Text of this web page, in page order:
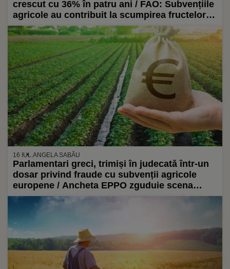
crescut cu 36% în patru ani / FAO: Subvențiile
agricole au contribuit la scumpirea fructelor și
legumelor
16 IUL.ANGELA SABĂU
Parlamentari greci, trimiși în judecată într-un
dosar privind fraude cu subvenții agricole
europene / Ancheta EPPO zguduie scena
politică de la Atena